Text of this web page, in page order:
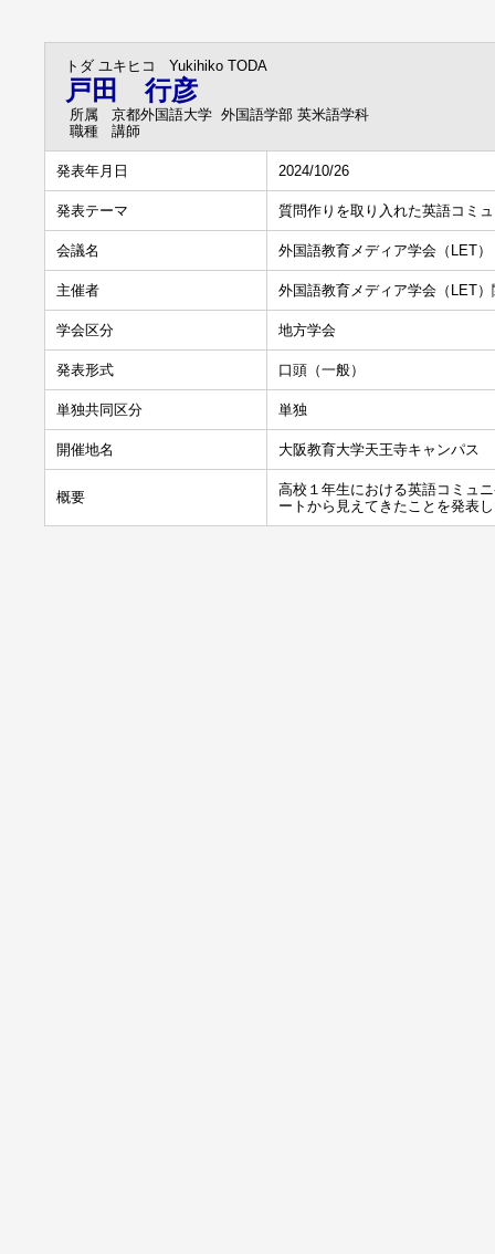
トダ ユキヒコ Yukihiko TODA
戸田 行彦
所属
京都外国語大学 外国語学部 英米語学科
職種
講師
発表年月日 2024/10/26
発表テーマ 質問作りを取り入れた英語コミ
会議名 外国語教育メディア学会（LET
主催者 外国語教育メディア学会（LET
学会区分 地方学会
発表形式 口頭（一般）
単独共同区分 単独
開催地名 大阪教育大学天王寺キャンパス
概要
高校１年生における英語コミュ
ートから見えてきたことを発表